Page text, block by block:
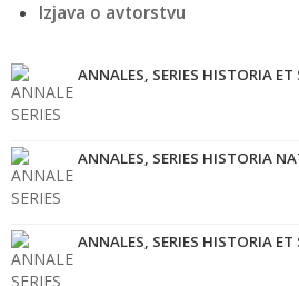
Izjava o avtorstvu
ANNALES, SERIES HISTORIA
ANNALES, SERIES HISTORIA
ANNALES, SERIES HISTORIA